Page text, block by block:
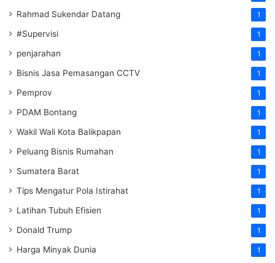
Rahmad Sukendar Datang 1
#Supervisi 1
penjarahan 1
Bisnis Jasa Pemasangan CCTV 1
Pemprov 1
PDAM Bontang 1
Wakil Wali Kota Balikpapan 1
Peluang Bisnis Rumahan 1
Sumatera Barat 1
Tips Mengatur Pola Istirahat 1
Latihan Tubuh Efisien 1
Donald Trump 1
Harga Minyak Dunia 1